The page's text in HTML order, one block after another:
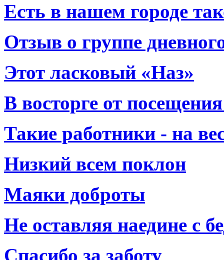
Есть в нашем городе
Отзыв о группе
Этот ласковый «Наз»
В восторге от
Такие работники - на
Низкий всем поклон
Маяки доброты
Не оставляя наедине с
Спасибо за заботу